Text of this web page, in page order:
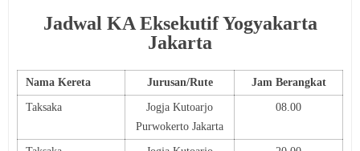
Jadwal KA Eksekutif Yogyakarta
Jakarta
Nama Kereta Jurusan/Rute Jam Berangkat
Taksaka
Jogja Kutoarjo
Purwokerto Jakarta
08.00